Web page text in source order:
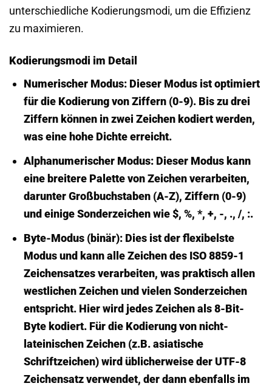
unterschiedliche Kodierungsmodi, um die Effizienz
zu maximieren.
Kodierungsmodi im Detail
Numerischer Modus:Dieser Modus ist optimiert
für die Kodierung von Ziffern (0-9). Bis zu drei
Ziffern können in zwei Zeichen kodiert werden,
was eine hohe Dichte erreicht.
Alphanumerischer Modus:Dieser Modus kann
eine breitere Palette von Zeichen verarbeiten,
darunter Großbuchstaben (A-Z), Ziffern (0-9)
und einige Sonderzeichen wie $, %, *, +, -, ., /, :.
Byte-Modus (binär):Dies ist der flexibelste
Modus und kann alle Zeichen des ISO 8859-1
Zeichensatzes verarbeiten, was praktisch allen
westlichen Zeichen und vielen Sonderzeichen
entspricht. Hier wird jedes Zeichen als 8-Bit-
Byte kodiert. Für die Kodierung von nicht-
lateinischen Zeichen (z.B. asiatische
Schriftzeichen) wird üblicherweise der UTF-8
Zeichensatz verwendet, der dann ebenfalls im